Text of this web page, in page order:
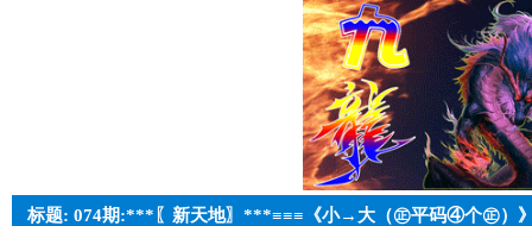
标题: 074期:***〖新天地〗***≡≡≡《小→大（㊣平码④个㊣）